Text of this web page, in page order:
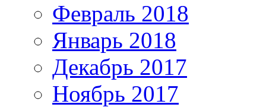
Февраль 2018
Январь 2018
Декабрь 2017
Ноябрь 2017